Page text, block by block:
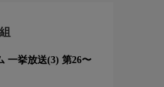
一挙放送(3) 第26〜